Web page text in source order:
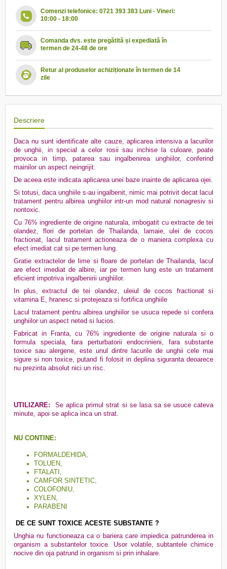
Comenzi telefonice: 0721 393 383 Luni - Vineri:
10:00 - 18:00
Comanda dvs. este pregătită și expediată în
termen de 24-48 de ore
Retur al produselor achiziționate în termen de 14
zile
Descriere
Daca nu sunt identificate alte cauze, aplicarea intensiva a lacurilor
de unghii, in special a celor rosii sau inchise la culoare, poate
provoca in timp, patarea sau ingalbenirea unghiilor, conferind
mainilor un aspect neingrijit.
De aceea este indicata aplicarea unei baze inainte de aplicarea ojei.
Si totusi, daca unghiile s-au ingalbenit, nimic mai potrivit decat lacul
tratament pentru albirea unghiilor intr-un mod natural nonagresiv si
nontoxic.
Cu 76% ingrediente de origine naturala, imbogatit cu extracte de tei
olandez, flori de portelan de Thailanda, lamaie, ulei de cocos
fractionat, lacul tratament actioneaza de o maniera complexa cu
efect imediat cat si pe termen lung.
Gratie extractelor de lime si floare de portelan de Thailanda, lacul
are efect imediat de albire, iar pe termen lung este un tratament
eficient impotriva ingalbenirii unghiilor.
In plus, extractul de tei olandez, uleiul de cocos fractionat si
vitamina E, hranesc si protejeaza si fortifica unghiile
Lacul tratament pentru albirea unghiilor se usuca repede si confera
unghiilor un aspect neted si lucios.
Fabricat in Franta, cu 76% ingrediente de origine naturala si o
formula speciala, fara perturbatorii endocrinieni, fara substante
toxice sau alergene, este unul dintre lacurile de unghii cele mai
sigure si non toxice, putand fi folosit in deplina siguranta deoarece
nu prezinta absolut nici un risc.
UTILIZARE: Se aplica primul strat si se lasa sa se usuce cateva
minute, apoi se aplica inca un strat.
NU CONTINE:
FORMALDEHIDA,
TOLUEN,
FTALATI,
CAMFOR SINTETIC,
COLOFONIU,
XYLEN,
PARABENI
DE CE SUNT TOXICE ACESTE SUBSTANTE ?
Unghia nu functioneaza ca o bariera care impiedica patrunderea in
organism a substantelor toxice. Usor volatile, subtantele chimice
nocive din oja patrund in organism si prin inhalare.